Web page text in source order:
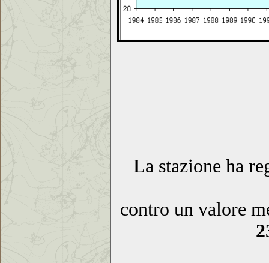
La stazione ha
contro un valore